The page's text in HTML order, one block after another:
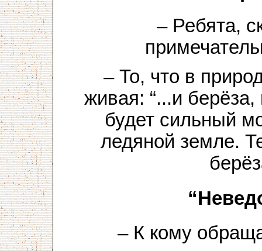
– Ребята,
– То, что в
живая: “...и
будет сильный
ледяной земле.
– К кому